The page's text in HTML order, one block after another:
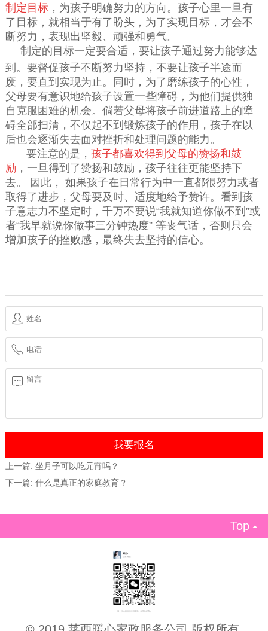
制定目标，为孩子明确努力的方向。孩子心里一旦有
了目标，就相当于有了盼头，为了实现目标，才会不
断努力，表现出坚毅、顽强和勇气。
制定的目标一定要合适，要让孩子通过努力能够达
到。要督促孩子不断努力坚持，不要让孩子半途而
废，要直到实现为止。同时，为了磨练孩子的心性，
父母要有意识地给孩子设置一些障碍，为他们提供独
自克服困难的机会。倘若父母将孩子前进道路上的障
碍全部扫清，不仅起不到锻炼孩子的作用，孩子在以
后也会逐渐失去面对挫折和处理问题的能力。
要注意的是， 孩子都喜欢得到父母的赞扬和鼓
励 ，一旦得到了赞扬和鼓励，孩子往往更能坚持下
去。 因此， 如果孩子在日常行为中一直都很努力或者
取得了进步，父母要及时、适度地给予赞许。看到孩
子意志力不坚定时，千万不要说“我就知道你做不到”或
者“我早就说你做事三分钟热度” 等丧气话，否则只会
增加孩子的挫败感，最终失去坚持的信心。
上一篇: 坐月子可以吃元宵吗？
下一篇: 什么是真正的家庭教育？
Top